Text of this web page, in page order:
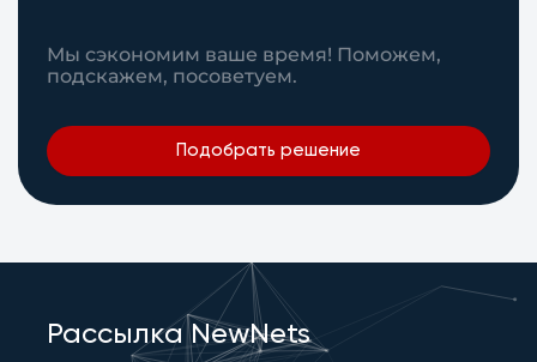
Мы сэкономим ваше время! Поможем,
подскажем, посоветуем.
Подобрать решение
Рассылка NewNets